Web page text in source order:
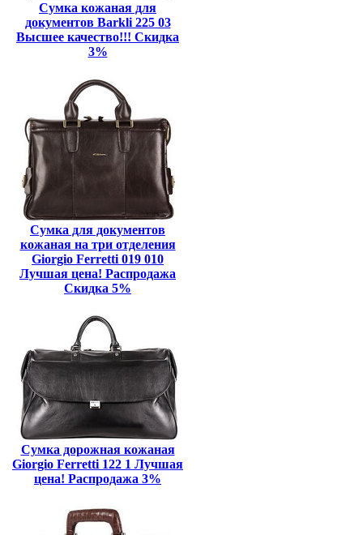
Сумка кожаная для
документов Barkli 225 03
Высшее качество!!! Скидка
3%
Сумка для документов
кожаная на три отделения
Giorgio Ferretti 019 010
Лучшая цена! Распродажа
Скидка 5%
Сумка дорожная кожаная
Giorgio Ferretti 122 1 Лучшая
цена! Распродажа 3%